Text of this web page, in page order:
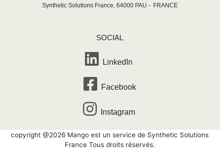
Synthetic Solutions France, 64000 PAU - FRANCE
SOCIAL
LinkedIn
Facebook
Instagram
copyright @2026 Mango est un service de Synthetic Solutions
France Tous droits réservés.